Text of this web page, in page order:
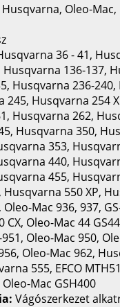
Husqvarna, Oleo-Mac,
36 - 41,
136-137,
Husqvarna 236-
245, Husqvarna 254
Husqvarna 262,
Husqvarna 350,
353,
440,
455,
550 XP,
Mac 936, 937,
CX, Oleo-Mac 44
Oleo-Mac 950,
Oleo-Mac 962,
555, EFCO
Mac GSH400
Vágószerkezet